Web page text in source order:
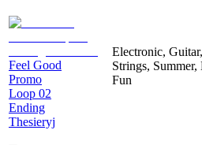
Feel Good
Promo
Loop 02
Ending
Thesieryj
Electronic, Guitar,
Strings, Summer,
Fun